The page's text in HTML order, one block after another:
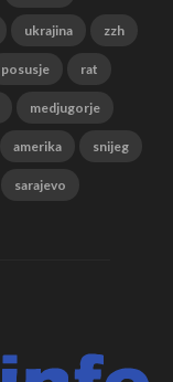
ukrajina zzh
posusje rat
medjugorje
amerika snijeg
sarajevo